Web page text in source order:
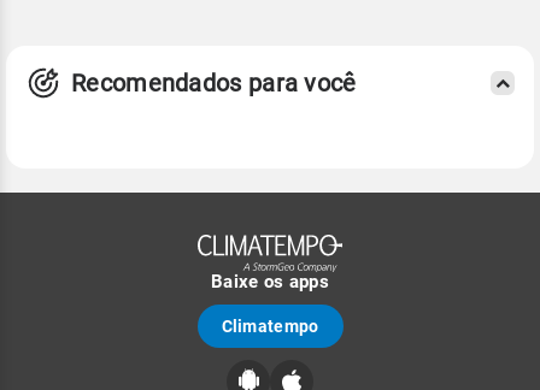
Recomendados para você
Baixe os apps
Climatempo